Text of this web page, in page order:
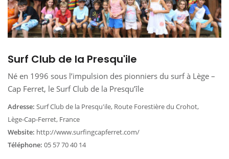
Surf Club de la Presqu'ile
Né en 1996 sous l’impulsion des pionniers du surf à Lège –
Cap Ferret, le Surf Club de la Presqu’île
Adresse: Surf Club de la Presqu'ile, Route Forestière du Crohot,
Lège-Cap-Ferret, France
Website: http://www.surfingcapferret.com/
Téléphone: 05 57 70 40 14